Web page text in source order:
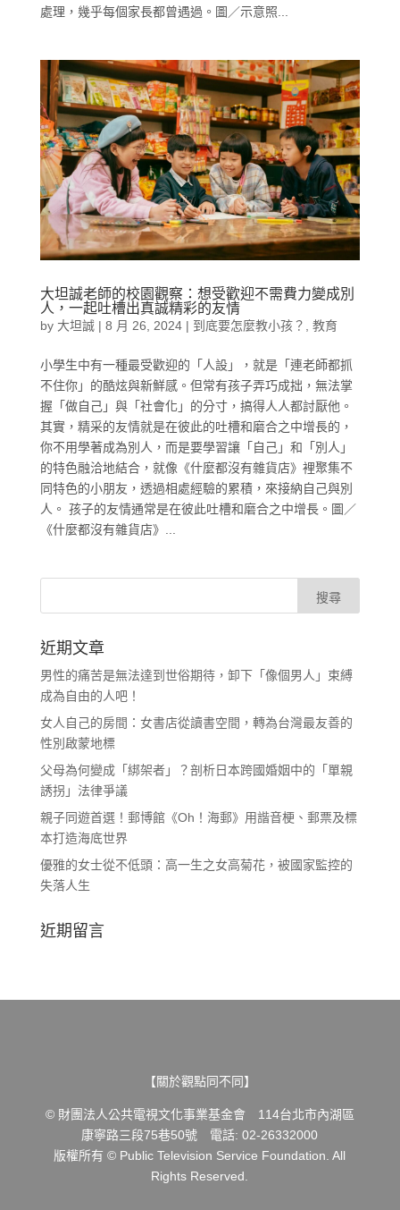
處理，幾乎每個家長都曾遇過。圖／示意照...
大坦誠老師的校園觀察：想受歡迎不需費力變成別
人，一起吐槽出真誠精彩的友情
by 大坦誠| 8 月 26, 2024| 到底要怎麼教小孩？ 教育
小學生中有一種最受歡迎的「人設」，就是「連老師都抓
不住你」的酷炫與新鮮感。但常有孩子弄巧成拙，無法掌
握「做自己」與「社會化」的分寸，搞得人人都討厭他。
其實，精采的友情就是在彼此的吐槽和磨合之中增長的，
你不用學著成為別人，而是要學習讓「自己」和「別人」
的特色融洽地結合，就像《什麼都沒有雜貨店》裡聚集不
同特色的小朋友，透過相處經驗的累積，來接納自己與別
人。 孩子的友情通常是在彼此吐槽和磨合之中增長。圖／
《什麼都沒有雜貨店》...
近期文章
男性的痛苦是無法達到世俗期待，卸下「像個男人」束縛
成為自由的人吧！
女人自己的房間：女書店從讀書空間，轉為台灣最友善的
性別啟蒙地標
父母為何變成「綁架者」？剖析日本跨國婚姻中的「單親
誘拐」法律爭議
親子同遊首選！郵博館《Oh！海郵》用諧音梗、郵票及標
本打造海底世界
優雅的女士從不低頭：高一生之女高菊花，被國家監控的
失落人生
近期留言
【關於觀點同不同】
© 財團法人公共電視文化事業基金會 114台北市內湖區
康寧路三段75巷50號 電話: 02-26332000
版權所有 © Public Television Service Foundation. All
Rights Reserved.